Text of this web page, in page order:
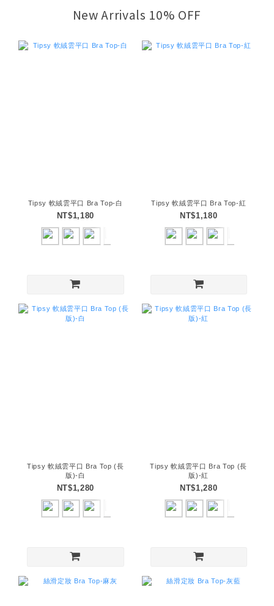
New Arrivals 10% OFF
Tipsy 軟絨雲平口 Bra Top-白
NT$1,180
Tipsy 軟絨雲平口 Bra Top-紅
NT$1,180
Tipsy 軟絨雲平口 Bra Top (長
版)-白
NT$1,280
Tipsy 軟絨雲平口 Bra Top (長
版)-紅
NT$1,280